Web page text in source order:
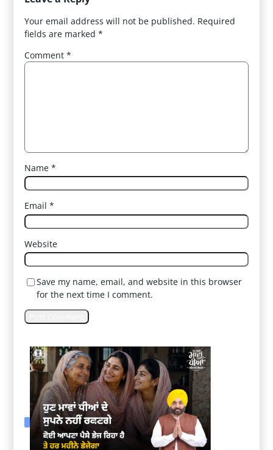
Your email address will not be published. Required
fields are marked*
Comment*
Name*
Email*
Website
Save my name, email, and website in this browser
for the next time I comment.